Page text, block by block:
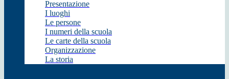
Presentazione
I luoghi
Le persone
I numeri della scuola
Le carte della scuola
Organizzazione
La storia